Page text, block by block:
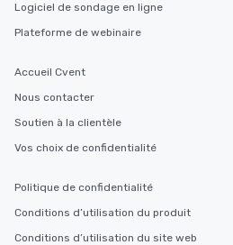
Logiciel de sondage en ligne
Plateforme de webinaire
Accueil Cvent
Nous contacter
Soutien à la clientèle
Vos choix de confidentialité
Politique de confidentialité
Conditions d’utilisation du produit
Conditions d’utilisation du site web